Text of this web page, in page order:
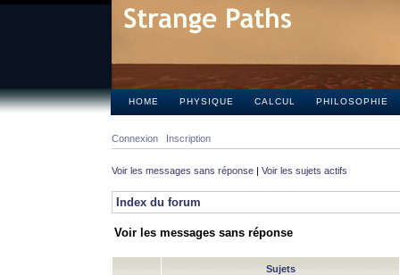
HOME PHYSIQUE CALCUL PHILOSOPHIE
Connexion Inscription
Voir les messages sans réponse | Voir les sujets actifs
Index du forum
Voir les messages sans réponse
Sujets